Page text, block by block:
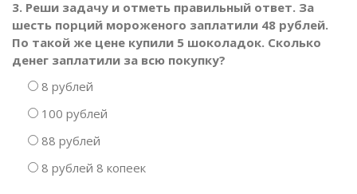
3. Реши задачу и отметь правильный ответ. За
шесть порций мороженого заплатили 48 рублей.
По такой же цене купили 5 шоколадок. Сколько
денег заплатили за всю покупку?
8 рублей
100 рублей
88 рублей
8 рублей 8 копеек